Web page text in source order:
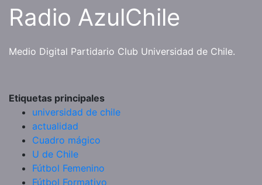
SaltarRadio AzulChile
Medio Digital Partidario Club Universidad de Chile.
Etiquetas principales
universidad de chile
actualidad
Cuadro mágico
U de Chile
Fútbol Femenino
Fútbol Formativo